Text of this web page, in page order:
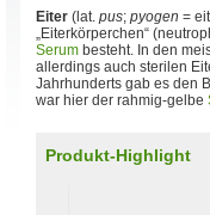
Eiter (lat. pus; pyogen =
„Eiterkörperchen“
Serum besteht. In den
allerdings auch sterilen
Jahrhunderts gab es den
war hier der rahmig-gelbe
Produkt-Highlight